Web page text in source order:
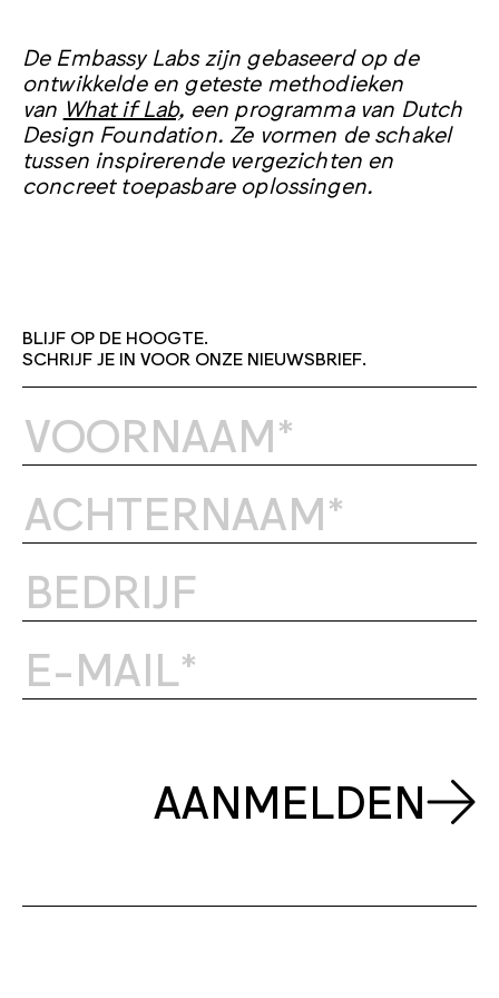
Embassy met de uitkomst wanneer deze
potentie heeft? En hoe verloopt die weg?
inzichten op voor alle betrokkenen.
De Embassy Labs zijn gebaseerd op de
ontwikkelde en geteste methodieken
van What if Lab, een programma van Dutch
Design Foundation. Ze vormen de schakel
tussen inspirerende vergezichten en
concreet toepasbare oplossingen.
BLIJF OP DE HOOGTE.
SCHRIJF JE IN VOOR ONZE NIEUWSBRIEF.
AANMELDEN